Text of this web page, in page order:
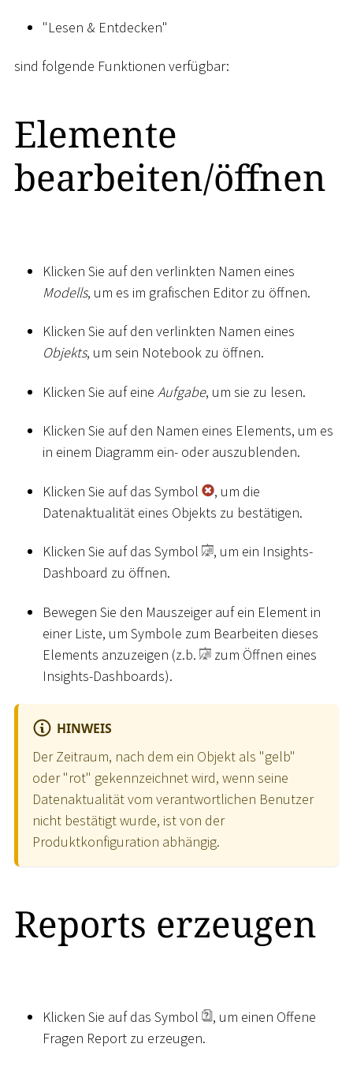
"Lesen & Entdecken"
sind folgende Funktionen verfügbar:
Elemente
bearbeiten/öffnen
Klicken Sie auf den verlinkten Namen eines
Modells, um es im grafischen Editor zu öffnen.
Klicken Sie auf den verlinkten Namen eines
Objekts, um sein Notebook zu öffnen.
Klicken Sie auf eine Aufgabe, um sie zu lesen.
Klicken Sie auf den Namen eines Elements, um es
in einem Diagramm ein- oder auszublenden.
Klicken Sie auf das Symbol
, um die
Datenaktualität eines Objekts zu bestätigen.
Klicken Sie auf das Symbol
, um ein Insights-
Dashboard zu öffnen.
Bewegen Sie den Mauszeiger auf ein Element in
einer Liste, um Symbole zum Bearbeiten dieses
Elements anzuzeigen (z.b.
zum Öffnen eines
Insights-Dashboards).
HINWEIS
Der Zeitraum, nach dem ein Objekt als "gelb"
oder "rot" gekennzeichnet wird, wenn seine
Datenaktualität vom verantwortlichen Benutzer
nicht bestätigt wurde, ist von der
Produktkonfiguration abhängig.
Reports erzeugen
Klicken Sie auf das Symbol
, um einen Offene
Fragen Report zu erzeugen.